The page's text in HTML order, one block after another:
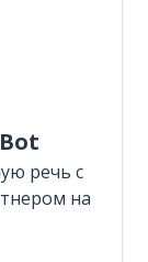
речь с
на